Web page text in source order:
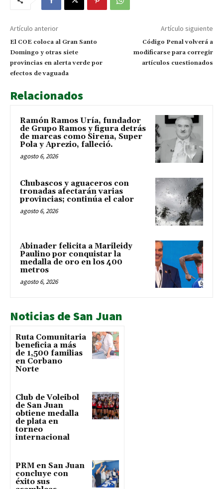
Artículo anterior
El COE coloca al Gran Santo
Domingo y otras siete
provincias en alerta verde por
efectos de vaguada
Artículo siguiente
Código Penal volverá a
modificarse para corregir
artículos cuestionados
Relacionados
Ramón Ramos Uría, fundador
de Grupo Ramos y figura detrás
de marcas como Sirena, Super
Pola y Aprezio, falleció.
agosto 6, 2026
Chubascos y aguaceros con
tronadas afectarán varias
provincias; continúa el calor
agosto 6, 2026
Abinader felicita a Marileidy
Paulino por conquistar la
medalla de oro en los 400
metros
agosto 6, 2026
Noticias de San Juan
Ruta Comunitaria
beneficia a más
de 1,500 familias
en Corbano
Norte
Club de Voleibol
de San Juan
obtiene medalla
de plata en
torneo
internacional
PRM en San Juan
concluye con
éxito sus